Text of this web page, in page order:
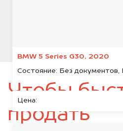
BMW 5 Series G30, 2020
Состояние: Без
Цена:
Чтобы
продать